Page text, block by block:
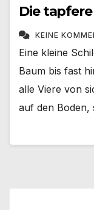
Die
KEINE
Eine kleine
Baum bis fast
alle Viere von
auf den